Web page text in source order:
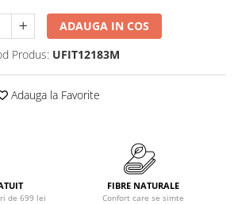
ADAUGA IN COS
Produs: UFIT12183M
Adauga la Favorite
de 699 lei
FIBRE NATURALE
Confort care se simte